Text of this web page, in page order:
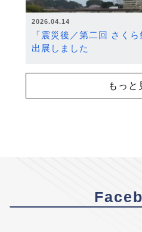
2026.04.14
「震災後／第二回 さく
出展しました
もっと